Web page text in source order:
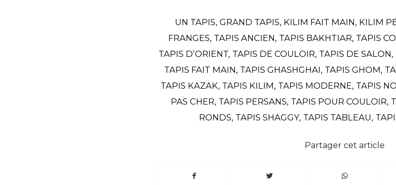
UN TAPIS, GRAND TAPIS, KILIM FAIT MAIN, KILIM
FRANGES, TAPIS ANCIEN, TAPIS BAKHTIAR, TAPIS
TAPIS D’ORIENT, TAPIS DE COULOIR, TAPIS DE SALON,
TAPIS FAIT MAIN, TAPIS GHASHGHAI, TAPIS GHOM,
TAPIS KAZAK, TAPIS KILIM, TAPIS MODERNE, TAPIS
PAS CHER, TAPIS PERSANS, TAPIS POUR COULOIR,
RONDS, TAPIS SHAGGY, TAPIS TABLEAU,
Partager cet article